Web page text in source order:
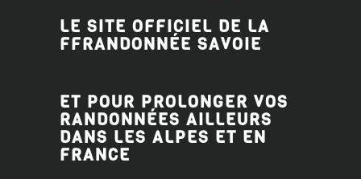
LE SITE OFFICIEL DE LA
FFRANDONNÉE SAVOIE
ET POUR PROLONGER VOS
RANDONNÉES AILLEURS
DANS LES ALPES ET EN
FRANCE